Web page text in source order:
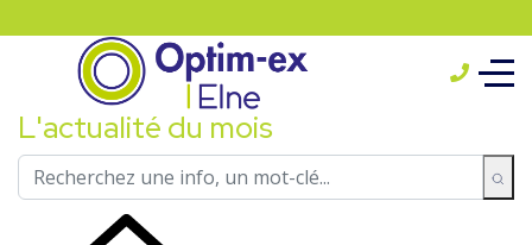
L'actualité du mois